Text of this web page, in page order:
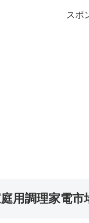
スポ
用調理家電市